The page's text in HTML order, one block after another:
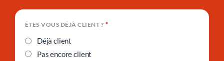
ÊTES-VOUS DÉJÀ CLIENT ? *
Déjà client
Pas encore client